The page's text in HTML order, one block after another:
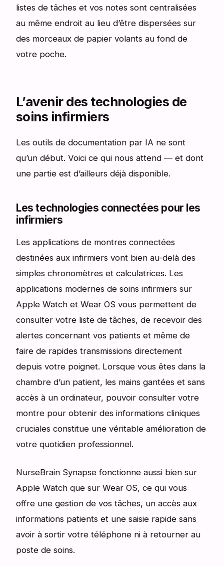
listes de tâches et vos notes sont centralisées
au même endroit au lieu d’être dispersées sur
des morceaux de papier volants au fond de
votre poche.
L’avenir des technologies de
soins infirmiers
Les outils de documentation par IA ne sont
qu’un début. Voici ce qui nous attend — et dont
une partie est d’ailleurs déjà disponible.
Les technologies connectées pour les
infirmiers
Les applications de montres connectées
destinées aux infirmiers vont bien au-delà des
simples chronomètres et calculatrices. Les
applications modernes de soins infirmiers sur
Apple Watch et Wear OS vous permettent de
consulter votre liste de tâches, de recevoir des
alertes concernant vos patients et même de
faire de rapides transmissions directement
depuis votre poignet. Lorsque vous êtes dans la
chambre d’un patient, les mains gantées et sans
accès à un ordinateur, pouvoir consulter votre
montre pour obtenir des informations cliniques
cruciales constitue une véritable amélioration de
votre quotidien professionnel.
NurseBrain Synapse fonctionne aussi bien sur
Apple Watch que sur Wear OS, ce qui vous
offre une gestion de vos tâches, un accès aux
informations patients et une saisie rapide sans
avoir à sortir votre téléphone ni à retourner au
poste de soins.